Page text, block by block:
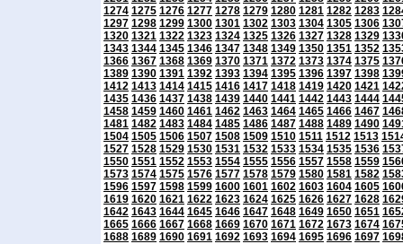
1274 1275 1276 1277 1278 1279 1280 1281 1282 1283
1297 1298 1299 1300 1301 1302 1303 1304 1305 1306
1320 1321 1322 1323 1324 1325 1326 1327 1328 1329
1343 1344 1345 1346 1347 1348 1349 1350 1351 1352
1366 1367 1368 1369 1370 1371 1372 1373 1374 1375
1389 1390 1391 1392 1393 1394 1395 1396 1397 1398
1412 1413 1414 1415 1416 1417 1418 1419 1420 1421
1435 1436 1437 1438 1439 1440 1441 1442 1443 1444
1458 1459 1460 1461 1462 1463 1464 1465 1466 1467
1481 1482 1483 1484 1485 1486 1487 1488 1489 1490
1504 1505 1506 1507 1508 1509 1510 1511 1512 1513
1527 1528 1529 1530 1531 1532 1533 1534 1535 1536
1550 1551 1552 1553 1554 1555 1556 1557 1558 1559
1573 1574 1575 1576 1577 1578 1579 1580 1581 1582
1596 1597 1598 1599 1600 1601 1602 1603 1604 1605
1619 1620 1621 1622 1623 1624 1625 1626 1627 1628
1642 1643 1644 1645 1646 1647 1648 1649 1650 1651
1665 1666 1667 1668 1669 1670 1671 1672 1673 1674
1688 1689 1690 1691 1692 1693 1694 1695 1696 1697